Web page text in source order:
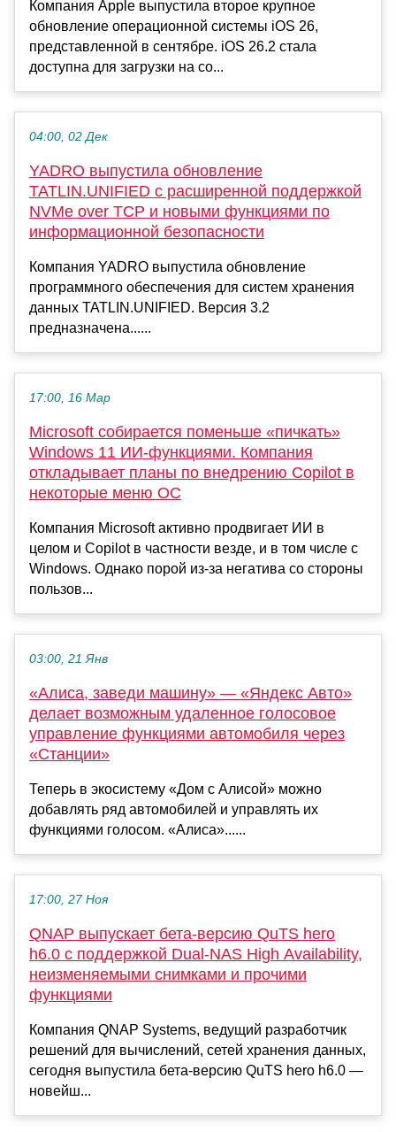
Компания Apple выпустила второе крупное
обновление операционной системы iOS 26,
представленной в сентябре. iOS 26.2 стала
доступна для загрузки на со...
04:00, 02 Дек
YADRO выпустила обновление
TATLIN.UNIFIED с расширенной поддержкой
NVMe over TCP и новыми функциями по
информационной безопасности
Компания YADRO выпустила обновление
программного обеспечения для систем хранения
данных TATLIN.UNIFIED. Версия 3.2
предназначена......
17:00, 16 Мар
Microsoft собирается поменьше «пичкать»
Windows 11 ИИ-функциями. Компания
откладывает планы по внедрению Copilot в
некоторые меню ОС
Компания Microsoft активно продвигает ИИ в
целом и Copilot в частности везде, и в том числе с
Windows. Однако порой из-за негатива со стороны
пользов...
03:00, 21 Янв
«Алиса, заведи машину» — «Яндекс Авто»
делает возможным удаленное голосовое
управление функциями автомобиля через
«Станции»
Теперь в экосистему «Дом с Алисой» можно
добавлять ряд автомобилей и управлять их
функциями голосом. «Алиса»......
17:00, 27 Ноя
QNAP выпускает бета-версию QuTS hero
h6.0 с поддержкой Dual-NAS High Availability,
неизменяемыми снимками и прочими
функциями
Компания QNAP Systems, ведущий разработчик
решений для вычислений, сетей хранения данных,
сегодня выпустила бета-версию QuTS hero h6.0 —
новейш...